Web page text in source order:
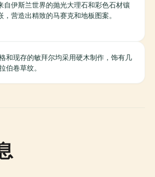
自伊斯兰世界的抛光大理石和彩色石材镶
，营造出精致的马赛克和地板图案。
和现存的敏拜尔均采用硬木制作，饰有几
伯卷草纹。